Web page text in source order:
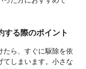
する際のポイント
ら、すぐに駆除を依
てしまいます。小さな